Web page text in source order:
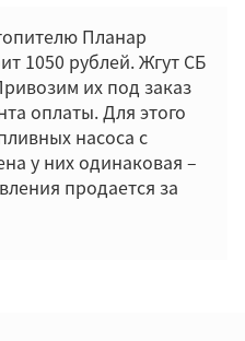
Планар
1050 рублей. Жгут СБ
их под заказ
оплаты. Для этого
насоса с
у них одинаковая –
продается за